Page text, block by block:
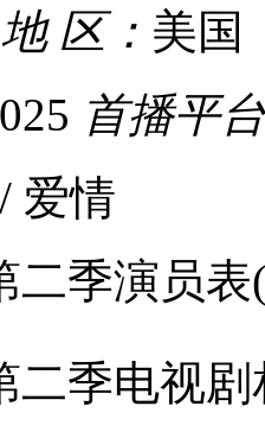
地 区： 美国
首播平
爱情
二季演员
二季电视